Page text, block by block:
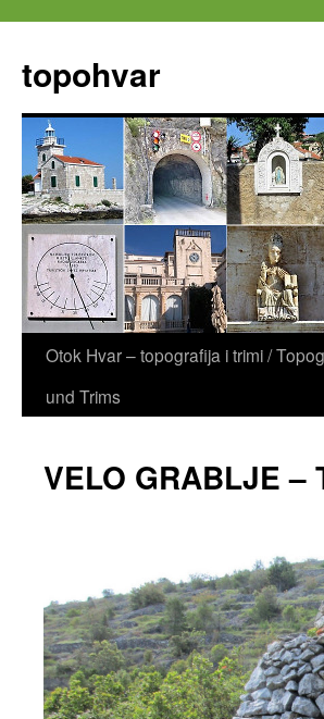
springen
topohvar
Otok Hvar – topografija i trimi /
und Trims
VELO GRABLJE –